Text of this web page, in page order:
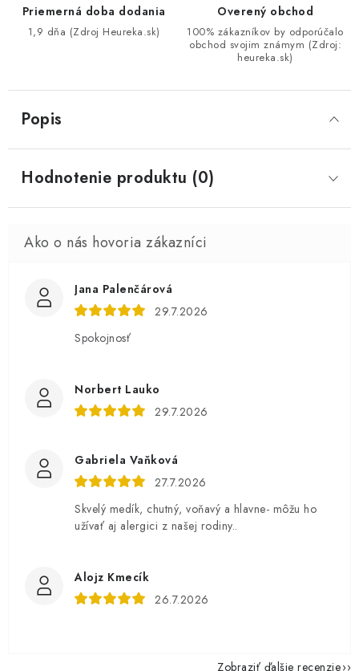
Priemerná doba dodania
1,9 dňa (Zdroj Heureka.sk)
Overený obchod
100% zákazníkov by odporúčalo
obchod svojim známym (Zdroj:
heureka.sk)
Popis
Hodnotenie produktu (0)
Jana Palenčárová
29.7.2026
Spokojnosť
Norbert Lauko
29.7.2026
Gabriela Vaňková
27.7.2026
Skvelý medík, chutný, voňavý a hlavne- môžu ho
užívať aj alergici z našej rodiny..
Alojz Kmecík
26.7.2026
Zobraziť ďalšie recenzie